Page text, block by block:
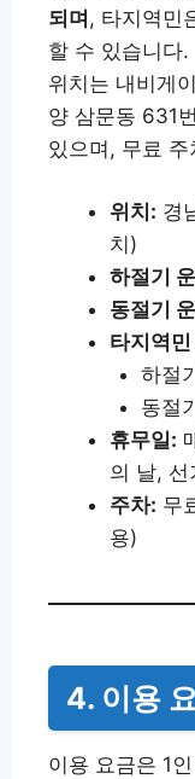
되며 , 타지역민
할 수 있습니다.
위치는 내비게
양 삼문동 631
있으며, 무료
위치: 경
치)
하절기
동절기
타지역
하절
동절
휴무일:
의 날, 선
주차: 무
용)
4. 이용
이용 요금은 1